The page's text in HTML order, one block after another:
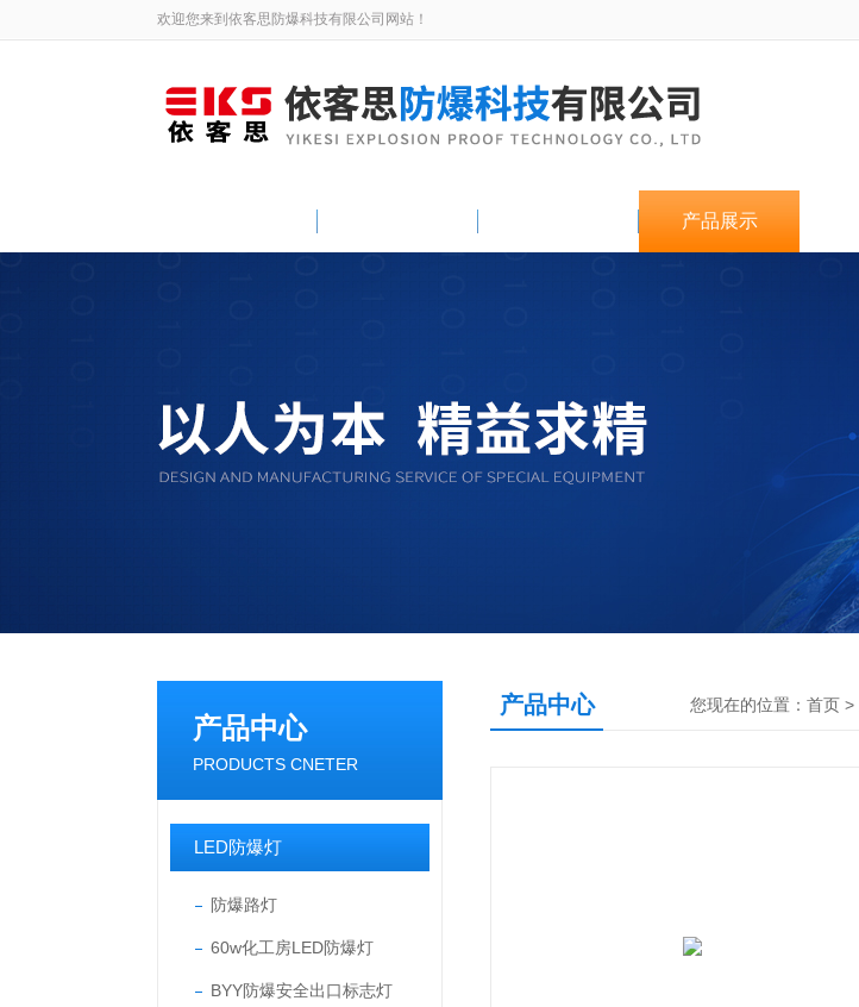
欢迎您来到依客思防爆科技有限公司网站！
产品展示
产品中心
PRODUCTS CNETER
LED防爆灯
防爆路灯
60w化工房LED防爆灯
BYY防爆安全出口标志灯
产品中心 您现在的位置： 首页 >